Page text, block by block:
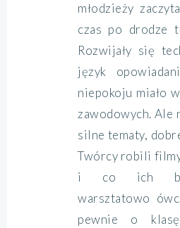
młodzieży
czas po drodze
Rozwijały się
język
niepokoju miało
zawodowych. Ale
silne tematy,
Twórcy robili
i co ich
warsztatowo
pewnie o